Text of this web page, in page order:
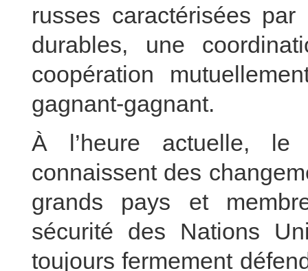
russes caractérisées
durables, une
coopération
gagnant-gagnant.
À l’heure actuelle, le
connaissent des
grands pays et
sécurité des Nations
toujours fermement